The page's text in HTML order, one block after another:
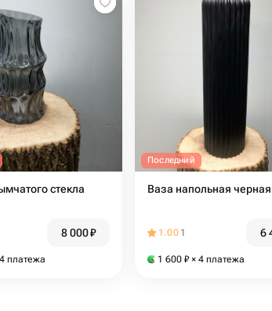
стекла
8 000₽
платежа
Последний
Ваза напольная черная
1.00 1 6
1 600 ₽ × 4 платежа